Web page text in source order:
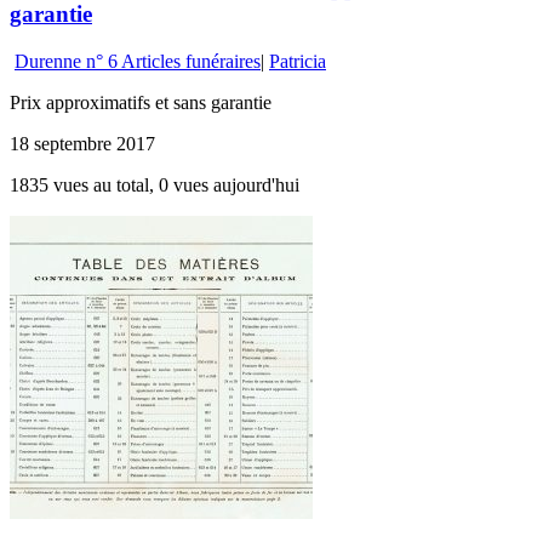
garantie
Durenne n° 6 Articles funéraires| Patricia
Prix approximatifs et sans garantie
18 septembre 2017
1835 vues au total, 0 vues aujourd'hui